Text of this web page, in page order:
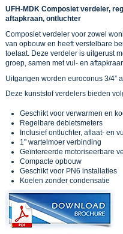
UFH-MDK Composiet verdeler,
aftapkraan, ontluchter
Composiet verdeler voor zowel
van opbouw en heeft verstelbare
toelaat. Deze verdeler is uitgerust
groep, samen met vul- en
Uitgangen worden euroconus 3/4”
Deze kunststof verdelers bieden
Geschikt voor verwarmen en
Regelbare debietsmeters
Inclusief ontluchter, aflaat- en
1" wartelmoer verbinding
Geïntereerde motoriseerbare
Compacte opbouw
Geschikt voor PN6 installaties
Koelen zonder condensatie